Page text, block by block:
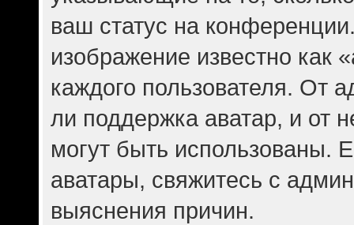
ваш статус на
изображение известно как
каждого пользователя. От
ли поддержка аватар, и от
могут быть использованы.
аватары, свяжитесь с
выяснения причин.